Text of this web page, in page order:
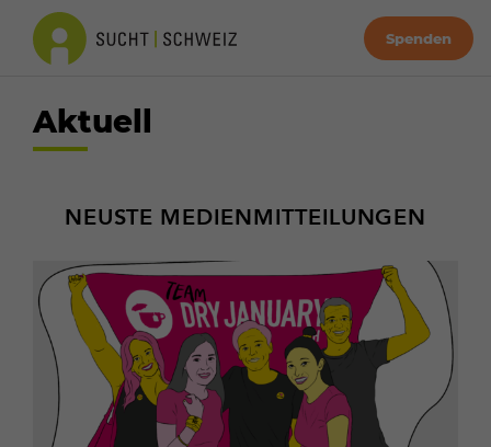
Spenden
Aktuell
NEUSTE MEDIENMITTEILUNGEN
Mehr
erfahren